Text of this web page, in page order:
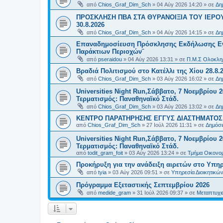
από Chios_Graf_Dim_Sch » 04 Αύγ 2026 14:20 » σε
ΠΡΟΣΚΛΗΣΗ ΠΒΑ ΣΤΑ ΘΥΡΑΝΟΙΞΙΑ ΤΟΥ
30.8.2026
από Chios_Graf_Dim_Sch » 04 Αύγ 2026 14:15 » σε
Επαναδημοσίευση Πρόσκλησης Εκδήλωσης
Παράκτιων Περιοχών¨
από pseraidou » 04 Αύγ 2026 13:31 » σε Π.Μ.Σ
Βραδιά Πολιτισμού στο Κατέλλι της Χίου
από Chios_Graf_Dim_Sch » 03 Αύγ 2026 16:02 » σε
Universities Night Run,Σάββατο, 7 Νοεμβρίου
Τερματισμός: Παναθηναϊκό Στάδ.
από Chios_Graf_Dim_Sch » 03 Αύγ 2026 13:02 » σε
ΚΕΝΤΡΟ ΠΑΡΑΤΗΡΗΣΗΣ ΕΓΓΥΣ ΔΙΑΣΤΗΜΑΤΟΣ
από Chios_Graf_Dim_Sch » 27 Ιούλ 2026 11:31 » σε
Universities Night Run,Σάββατο, 7 Νοεμβρίου
Τερματισμός: Παναθηναϊκό Στάδ.
από todit_gram_foit » 03 Αύγ 2026 13:24 » σε Τμήμα
Προκήρυξη για την ανάδειξη αιρετών στο
από tyia » 03 Αύγ 2026 09:51 » σε Υπηρεσία
Πρόγραμμα Εξεταστικής Σεπτεμβρίου 2026
από medide_gram » 31 Ιούλ 2026 09:37 » σε